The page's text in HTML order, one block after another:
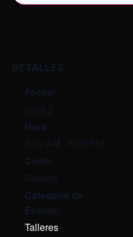
DETALLES
Fecha:
junio 2
Hora:
8:00 AM - 5:00 PM
Coste:
Gratuito
Categoría de
Evento:
Talleres